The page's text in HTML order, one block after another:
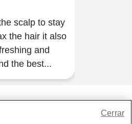
scalp to stay
the hair it also
and
the best...
Cerrar